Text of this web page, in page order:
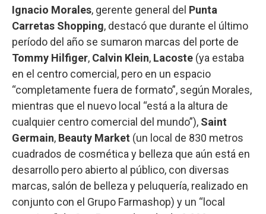
Ignacio Morales, gerente general del Punta
Carretas Shopping, destacó que durante el último
período del año se sumaron marcas del porte de
Tommy Hilfiger, Calvin Klein, Lacoste (ya estaba
en el centro comercial, pero en un espacio
“completamente fuera de formato”, según Morales,
mientras que el nuevo local “está a la altura de
cualquier centro comercial del mundo”), Saint
Germain, Beauty Market (un local de 830 metros
cuadrados de cosmética y belleza que aún está en
desarrollo pero abierto al público, con diversas
marcas, salón de belleza y peluquería, realizado en
conjunto con el Grupo Farmashop) y un “local